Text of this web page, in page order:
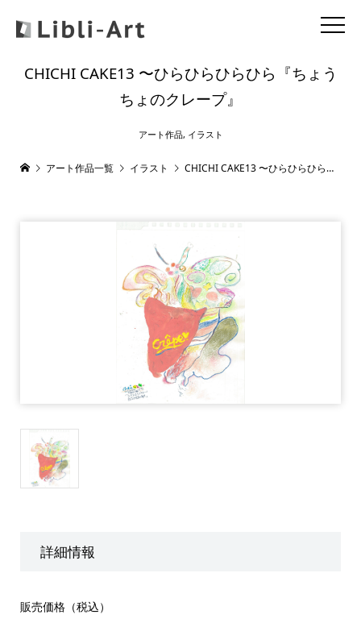
CHICHI CAKE13 〜ひらひらひらひら『ちょう
ちょのクレープ』
アート作品, イラスト
アート作品一覧 イラスト CHICHI CAKE13 〜ひらひらひらひら『ちょうちょのクレープ』
詳細情報
販売価格（税込）